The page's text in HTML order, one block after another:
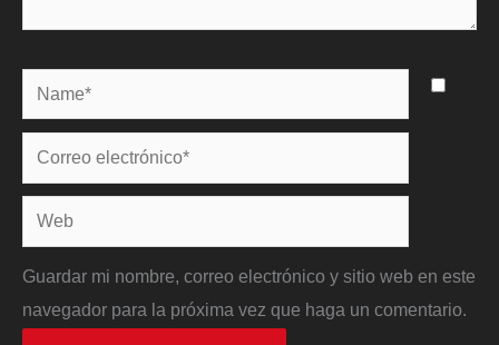
Name*
Correo
electrónico*
Web
Guardar mi nombre, correo electrónico y sitio web en este
navegador para la próxima vez que haga un comentario.